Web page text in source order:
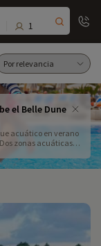
1
el Belle Dune
acuático en verano
zonas acuáticas
climatizado a
y una playa para
toboganes y juegos
Belle Dune y